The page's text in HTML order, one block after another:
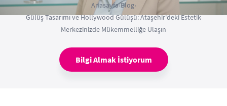
Anasayfa›Blog›
Gülüş Tasarımı ve Hollywood Gülüşü: Ataşehir'deki Estetik
Merkezinizde Mükemmelliğe Ulaşın
Bilgi Almak İstiyorum